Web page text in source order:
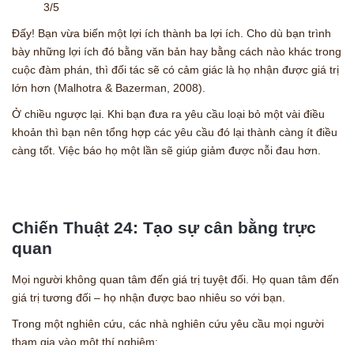
3/5
Đấy! Bạn vừa biến một lợi ích thành ba lợi ích. Cho dù bạn trình
bày những lợi ích đó bằng văn bản hay bằng cách nào khác trong
cuộc đàm phán, thì đối tác sẽ có cảm giác là họ nhận được giá trị
lớn hơn (Malhotra & Bazerman, 2008).
Ở chiều ngược lại. Khi bạn đưa ra yêu cầu loại bỏ một vài điều
khoản thì bạn nên tổng hợp các yêu cầu đó lại thành càng ít điều
càng tốt. Việc báo họ một lần sẽ giúp giảm được nỗi đau hơn.
Chiến Thuật 24: Tạo sự cân bằng trực
quan
Mọi người không quan tâm đến giá trị tuyệt đối. Họ quan tâm đến
giá trị tương đối – họ nhận được bao nhiêu so với bạn.
Trong một nghiên cứu, các nhà nghiên cứu yêu cầu mọi người
tham gia vào một thí nghiệm: